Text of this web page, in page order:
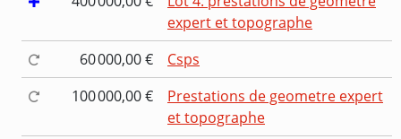
expert et topographe
60 000,00 €
Csps
100 000,00 €
Prestations de geometre expert
et topographe